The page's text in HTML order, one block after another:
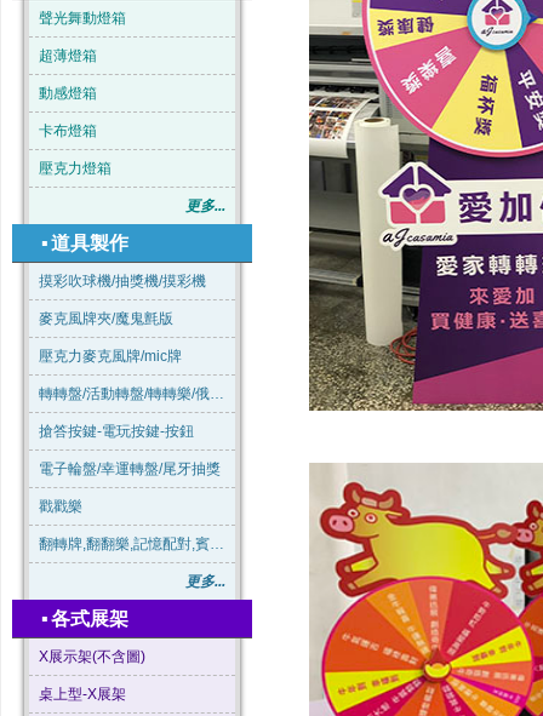
聲光舞動燈箱
超薄燈箱
動感燈箱
卡布燈箱
壓克力燈箱
更多...
▪道具製作
摸彩吹球機/抽獎機/摸彩機
麥克風牌夾/魔鬼氈版
壓克力麥克風牌/mic牌
轉轉盤/活動轉盤/轉轉樂/俄羅斯輪盤
搶答按鍵-電玩按鍵-按鈕
電子輪盤/幸運轉盤/尾牙抽獎
戳戳樂
翻轉牌,翻翻樂,記憶配對,賓果連線
更多...
▪各式展架
X展示架(不含圖)
桌上型-X展架